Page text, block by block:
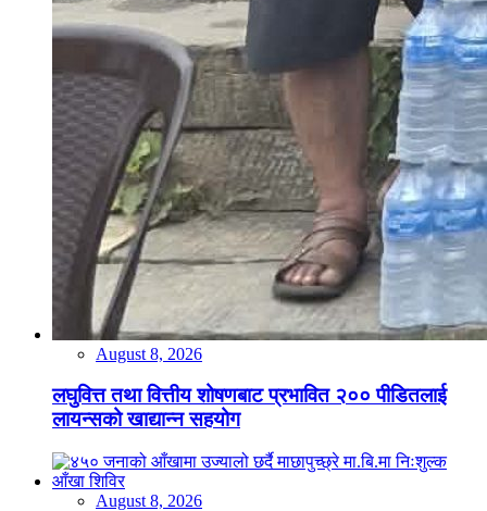
August 8, 2026
लघुवित्त तथा वित्तीय शोषणबाट प्रभावित २०० पीडितलाई
लायन्सको खाद्यान्न सहयोग
August 8, 2026